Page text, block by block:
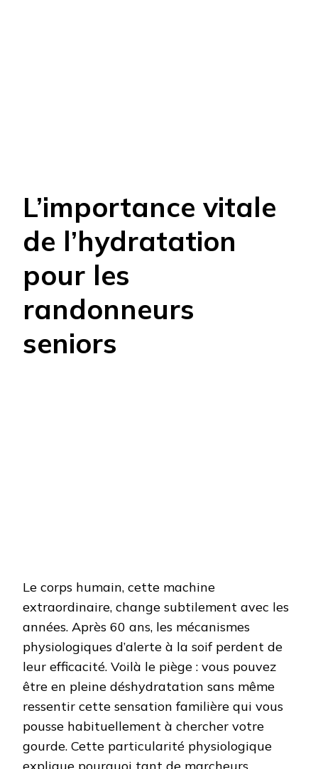
L’importance vitale
de l’hydratation
pour les
randonneurs
seniors
Le corps humain, cette machine
extraordinaire, change subtilement avec les
années. Après 60 ans, les mécanismes
physiologiques d’alerte à la soif perdent de
leur efficacité. Voilà le piège : vous pouvez
être en pleine déshydratation sans même
ressentir cette sensation familière qui vous
pousse habituellement à chercher votre
gourde. Cette particularité physiologique